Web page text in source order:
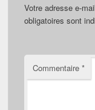
Votre adresse e-
obligatoires sont
Commentaire*